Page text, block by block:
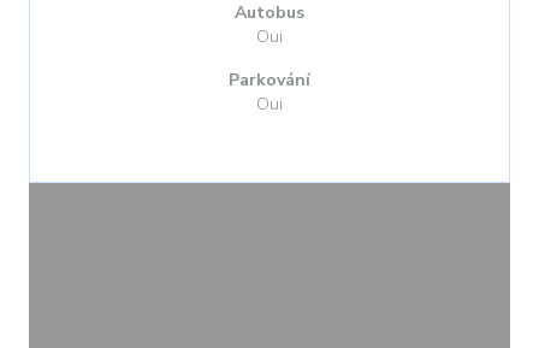
Autobus
Oui
Parkování
Oui